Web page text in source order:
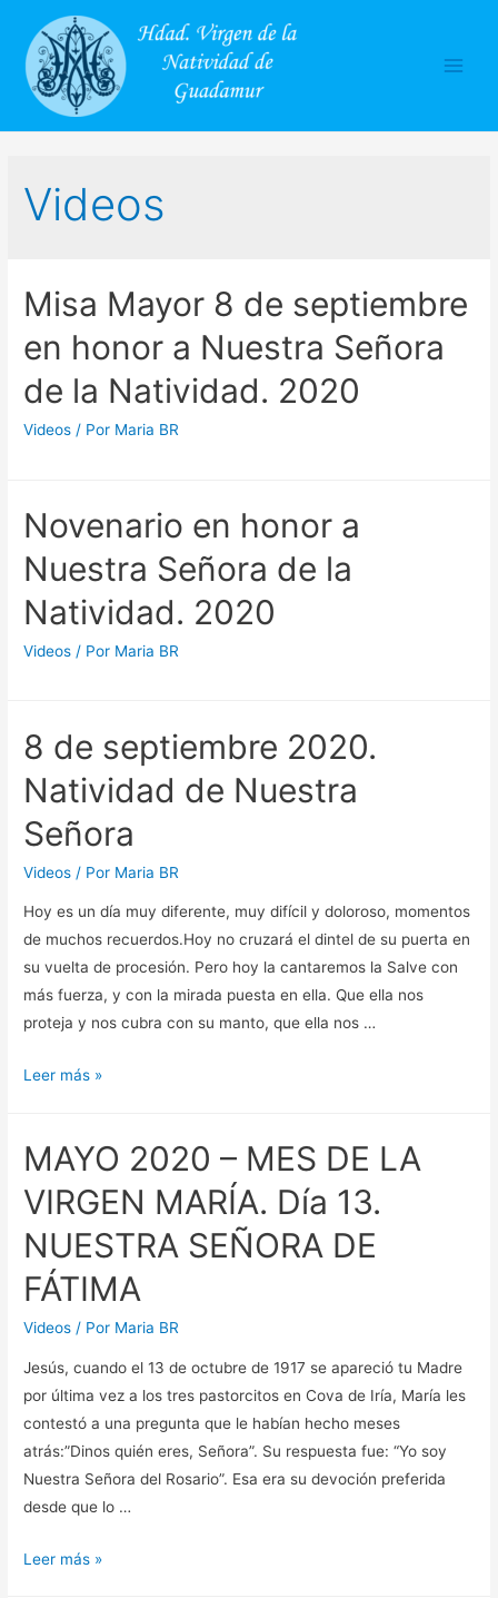
Videos
Misa Mayor 8 de septiembre
en honor a Nuestra Señora
de la Natividad. 2020
Videos / Por Maria BR
Novenario en honor a
Nuestra Señora de la
Natividad. 2020
Videos / Por Maria BR
8 de septiembre 2020.
Natividad de Nuestra
Señora
Videos / Por Maria BR
Hoy es un día muy diferente, muy difícil y doloroso, momentos
de muchos recuerdos.Hoy no cruzará el dintel de su puerta en
su vuelta de procesión. Pero hoy la cantaremos la Salve con
más fuerza, y con la mirada puesta en ella. Que ella nos
proteja y nos cubra con su manto, que ella nos …
8
2020.
Natividad
de
Nuestra
Señora
Leer más »
MAYO 2020 – MES DE LA
VIRGEN MARÍA. Día 13.
NUESTRA SEÑORA DE
FÁTIMA
Videos / Por Maria BR
Jesús, cuando el 13 de octubre de 1917 se apareció tu Madre
por última vez a los tres pastorcitos en Cova de Iría, María les
contestó a una pregunta que le habían hecho meses
atrás:”Dinos quién eres, Señora”. Su respuesta fue: “Yo soy
Nuestra Señora del Rosario”. Esa era su devoción preferida
desde que lo …
MAYO
Leer más »